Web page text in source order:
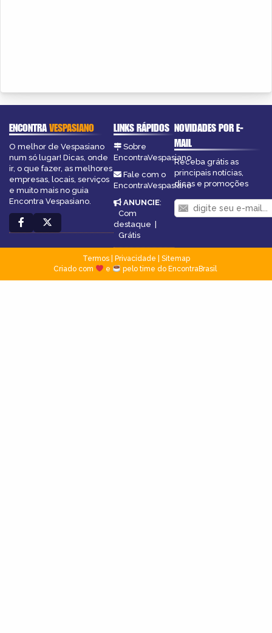
ENCONTRAVESPASIANO
O melhor de Vespasiano
num só lugar! Dicas, onde
ir, o que fazer, as melhores
empresas, locais, serviços
e muito mais no guia
Encontra Vespasiano.
LINKS RÁPIDOS
Sobre
EncontraVespasiano
Fale com o
EncontraVespasiano
ANUNCIE:
Com
destaque |
Grátis
NOVIDADES POR E-
MAIL
Receba grátis as
principais notícias,
dicas e promoções
Termos| Privacidade
Sitemap
Criado com
e pelo time do EncontraBrasil